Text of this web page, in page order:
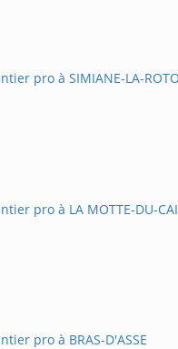
pro à SIMIANE-LA-
pro à LA MOTTE-DU-
pro à BRAS-D'ASSE